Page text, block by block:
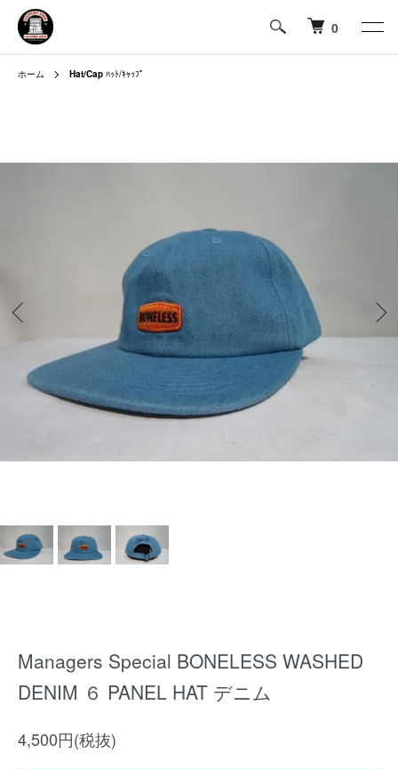
0
ホーム Hat/Cap ﾊｯﾄ/ｷｬｯﾌﾟ
Managers Special BONELESS WASHED
DENIM ６ PANEL HAT デニム
4,500円(税抜)